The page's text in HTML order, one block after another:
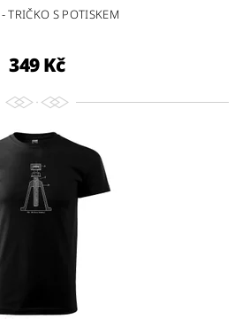
TRIČKO S POTISKEM
349 Kč